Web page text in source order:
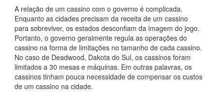
A relação de um cassino com o governo é complicada.
Enquanto as cidades precisam da receita de um cassino
para sobreviver, os estados desconfiam da imagem do jogo.
Portanto, o governo geralmente regula as operações do
cassino na forma de limitações no tamanho de cada cassino.
No caso de Deadwood, Dakota do Sul, os cassinos foram
limitados a 30 mesas e máquinas. Em outras palavras, os
cassinos tinham pouca necessidade de compensar os custos
de um cassino na cidade.